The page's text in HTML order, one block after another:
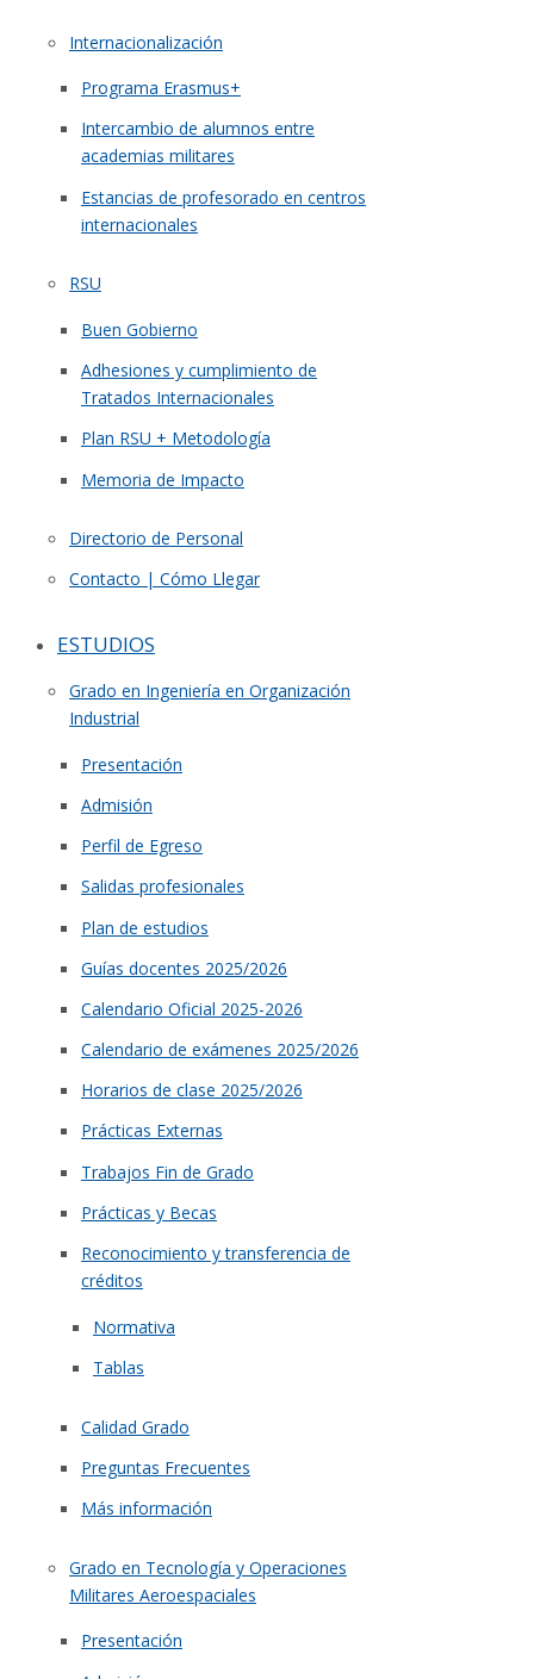
Internacionalización
Programa Erasmus+
Intercambio de alumnos entre
academias militares
Estancias de profesorado en centros
internacionales
RSU
Buen Gobierno
Adhesiones y cumplimiento de
Tratados Internacionales
Plan RSU + Metodología
Memoria de Impacto
Directorio de Personal
Contacto | Cómo Llegar
ESTUDIOS
Grado en Ingeniería en Organización
Industrial
Presentación
Admisión
Perfil de Egreso
Salidas profesionales
Plan de estudios
Guías docentes 2025/2026
Calendario Oficial 2025-2026
Calendario de exámenes 2025/2026
Horarios de clase 2025/2026
Prácticas Externas
Trabajos Fin de Grado
Prácticas y Becas
Reconocimiento y transferencia de
créditos
Normativa
Tablas
Calidad Grado
Preguntas Frecuentes
Más información
Grado en Tecnología y Operaciones
Militares Aeroespaciales
Presentación